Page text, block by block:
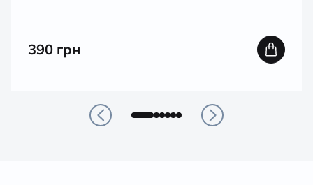
390 грн